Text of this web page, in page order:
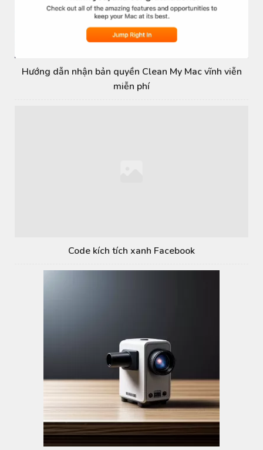
Hướng dẫn nhận bản quyền Clean My Mac vĩnh viễn
miễn phí
Code kích tích xanh Facebook